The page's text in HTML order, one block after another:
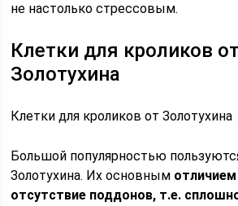
не настолько стрессовым.
Клетки для кроликов от
Золотухина
Клетки для кроликов от Золотухина
Большой популярностью
Золотухина. Их основным
отсутствие поддонов, т.е.